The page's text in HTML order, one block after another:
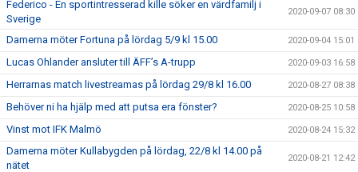
Federico - En sportintresserad kille söker en värdfamilj i
Sverige
2020-09-07 08:30
Damerna möter Fortuna på lördag 5/9 kl 15.00 2020-09-04 15:01
Lucas Ohlander ansluter till ÄFF’s A-trupp 2020-09-03 16:58
Herrarnas match livestreamas på lördag 29/8 kl 16.00 2020-08-27 08:38
Behöver ni ha hjälp med att putsa era fönster? 2020-08-25 10:58
Vinst mot IFK Malmö 2020-08-24 15:32
Damerna möter Kullabygden på lördag, 22/8 kl 14.00 på
nätet
2020-08-21 12:42